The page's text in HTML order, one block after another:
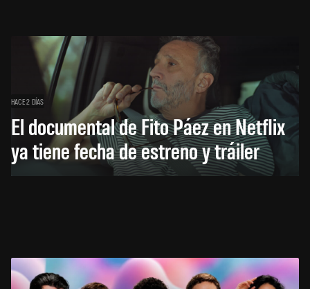
HACE 2 DÍAS
El documental de Fito Páez en Netflix
ya tiene fecha de estreno y tráiler